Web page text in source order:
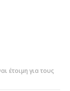
έτοιμη για τους